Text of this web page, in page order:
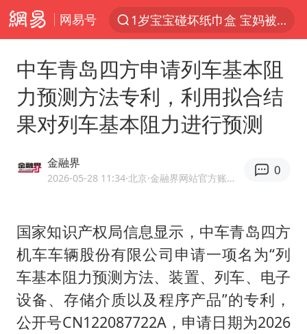
网易号
1岁宝宝碰坏纸巾盒 宝妈被索赔924元
Meta被判支付5.67亿美元
台风白海豚逼近 暴雨大暴雨来袭
中国稀土盘中涨停
日本广岛民众举行游行反对政府行径
21楼高空抛物嫌疑人被拘留
男子杀人后逃进深山21年活得像野人
日韩股市高开跳水 SK海力士下挫转跌
中车青岛四方申请列车基本阻
力预测方法专利，利用拟合结
果对列车基本阻力进行预测
金融界
2026-05-28 11:34·北京 ·金融界网站官方账号 优质财经领域创作者
0
国家知识产权局信息显示，中车青岛四方
机车车辆股份有限公司申请一项名为“列
车基本阻力预测方法、装置、列车、电子
设备、存储介质以及程序产品”的专利，
公开号CN122087722A，申请日期为2026